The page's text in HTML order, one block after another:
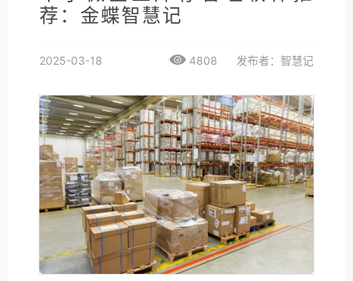
荐：金蝶智慧记
2025-03-18 4808 发布者：智慧记